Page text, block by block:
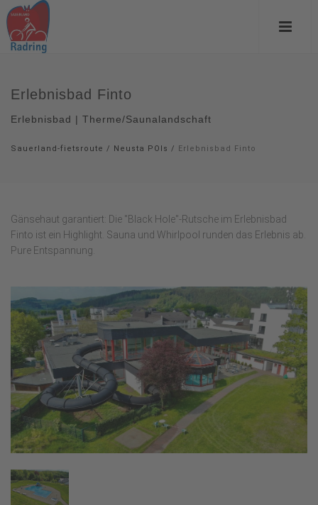
Erlebnisbad Finto
Erlebnisbad | Therme/Saunalandschaft
Sauerland-fietsroute / Neusta POIs / Erlebnisbad Finto
Gänsehaut garantiert: Die "Black Hole"-Rutsche im Erlebnisbad
Finto ist ein Highlight. Sauna und Whirlpool runden das Erlebnis ab.
Pure Entspannung.